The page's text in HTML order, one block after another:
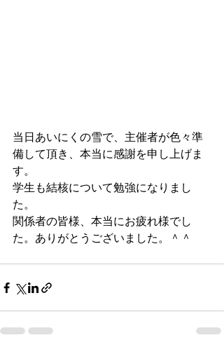
当日あいにくの雪で、主催者が色々準
備して頂き、本当に感謝を申し上げま
す。
学生も結核について勉強になりまし
た。
関係者の皆様、本当にお疲れ様でし
た。ありがとうございました。＾＾